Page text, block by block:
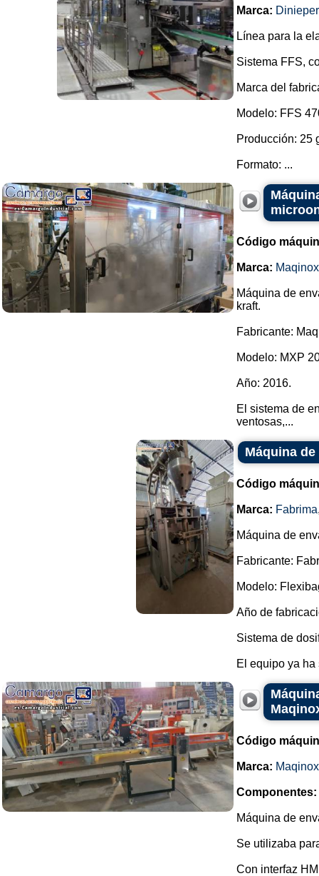
Marca: Dinieper
Línea para la
Sistema FFS,
Marca del
Modelo: FFS
Producción: 25
Formato: ...
Código
Marca: Maqinox
Máquina de
kraft.
Fabricante:
Modelo: MXP
Año: 2016.
El sistema de
ventosas,...
Máquina
Código
Marca: Fabrima
Máquina de
Fabricante:
Modelo:
Año de
Sistema de
El equipo ya ha
Código
Marca: Maqinox
Componentes:
Máquina de
Se utilizaba
Con interfaz